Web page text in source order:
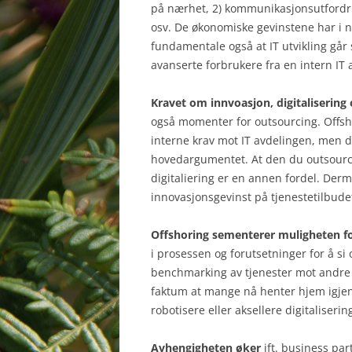
på nærhet, 2)
osv. De økonomiske gevinstene har
fundamentale også at IT utvikling
avanserte forbrukere fra en intern IT
Kravet om innvoasjon,
også momenter for outsourcing.
interne krav mot IT avdelingen, men
hovedargumentet. At den du
digitaliering er en annen fordel.
innovasjonsgevinst på
Offshoring sementerer muligheten
i prosessen og forutsetninger for å
benchmarking av tjenester mot
faktum at mange nå henter hjem
robotisere eller aksellere
Avhengigheten øker ift. business